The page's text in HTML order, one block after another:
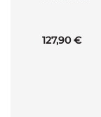
127,90 €